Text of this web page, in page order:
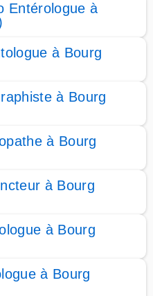
Entérologue à
à Bourg
à Bourg
à Bourg
à Bourg
à Bourg
à Bourg